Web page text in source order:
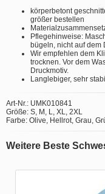
körperbetont
größer bestellen
Pflegehinweise:
bügeln, nicht auf dem
Wir empfehlen dem
trocknen. Vor dem
Druckmotiv.
Langlebiger, sehr
Art-Nr.: UMK010841
Größe: S, M, L, XL, 2XL
Farbe: Olive, Hellrot, Grau,
Weitere Beste